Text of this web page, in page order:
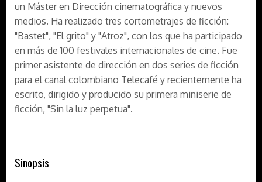
un Máster en Dirección cinematográfica y nuevos
medios. Ha realizado tres cortometrajes de ficción:
"Bastet", "El grito" y "Atroz", con los que ha participado
en más de 100 festivales internacionales de cine. Fue
primer asistente de dirección en dos series de ficción
para el canal colombiano Telecafé y recientemente ha
escrito, dirigido y producido su primera miniserie de
ficción, "Sin la luz perpetua".
Sinopsis